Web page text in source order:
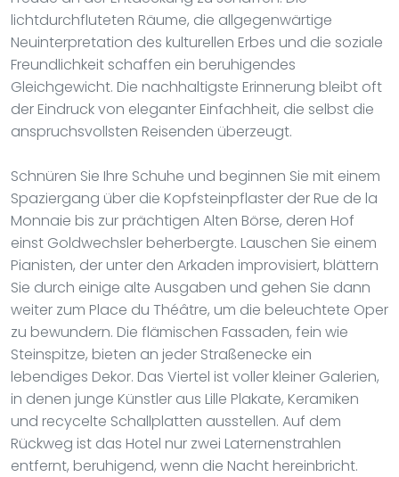
lichtdurchfluteten Räume, die allgegenwärtige
Neuinterpretation des kulturellen Erbes und die soziale
Freundlichkeit schaffen ein beruhigendes
Gleichgewicht. Die nachhaltigste Erinnerung bleibt oft
der Eindruck von eleganter Einfachheit, die selbst die
anspruchsvollsten Reisenden überzeugt.
Schnüren Sie Ihre Schuhe und beginnen Sie mit einem
Spaziergang über die Kopfsteinpflaster der Rue de la
Monnaie bis zur prächtigen Alten Börse, deren Hof
einst Goldwechsler beherbergte. Lauschen Sie einem
Pianisten, der unter den Arkaden improvisiert, blättern
Sie durch einige alte Ausgaben und gehen Sie dann
weiter zum Place du Théâtre, um die beleuchtete Oper
zu bewundern. Die flämischen Fassaden, fein wie
Steinspitze, bieten an jeder Straßenecke ein
lebendiges Dekor. Das Viertel ist voller kleiner Galerien,
in denen junge Künstler aus Lille Plakate, Keramiken
und recycelte Schallplatten ausstellen. Auf dem
Rückweg ist das Hotel nur zwei Laternenstrahlen
entfernt, beruhigend, wenn die Nacht hereinbricht.